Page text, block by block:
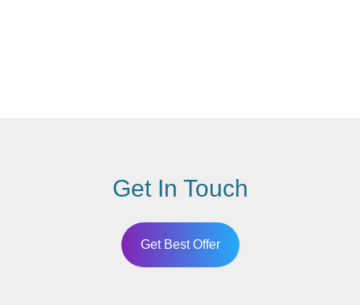
Get In Touch
Get Best Offer